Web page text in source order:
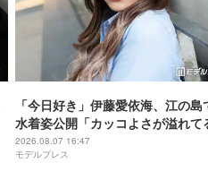
「今日好き」伊藤愛依海、江の島
水着姿公開「カッコよさが溢れて
「くびれ綺麗」の声
2026.08.07 16:47
モデルプレス